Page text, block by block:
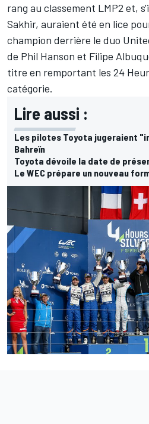
rang au classement LMP2 et,
Sakhir, auraient été en lice
champion derrière le duo
de Phil Hanson et Filipe
titre en remportant les 24
catégorie.
Lire aussi :
Les pilotes Toyota jugeraient
Bahreïn
Toyota dévoile la date de
Le WEC prépare un nouveau